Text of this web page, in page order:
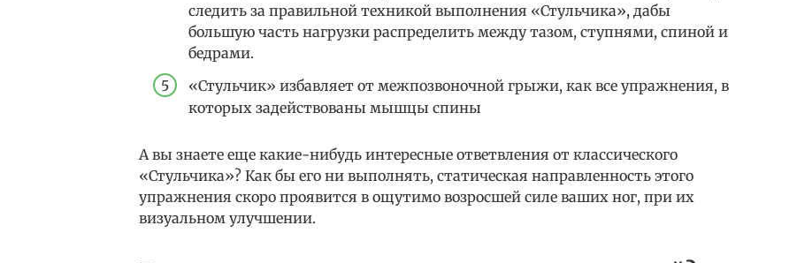
следить за правильной техникой выполнения «Стульчика», дабы
большую часть нагрузки распределить между тазом, ступнями, спиной и
бедрами.
«Стульчик» избавляет от межпозвоночной грыжи, как все упражнения, в
которых задействованы мышцы спины
А вы знаете еще какие-нибудь интересные ответвления от классического
«Стульчика»? Как бы его ни выполнять, статическая направленность этого
упражнения скоро проявится в ощутимо возросшей силе ваших ног, при их
визуальном улучшении.